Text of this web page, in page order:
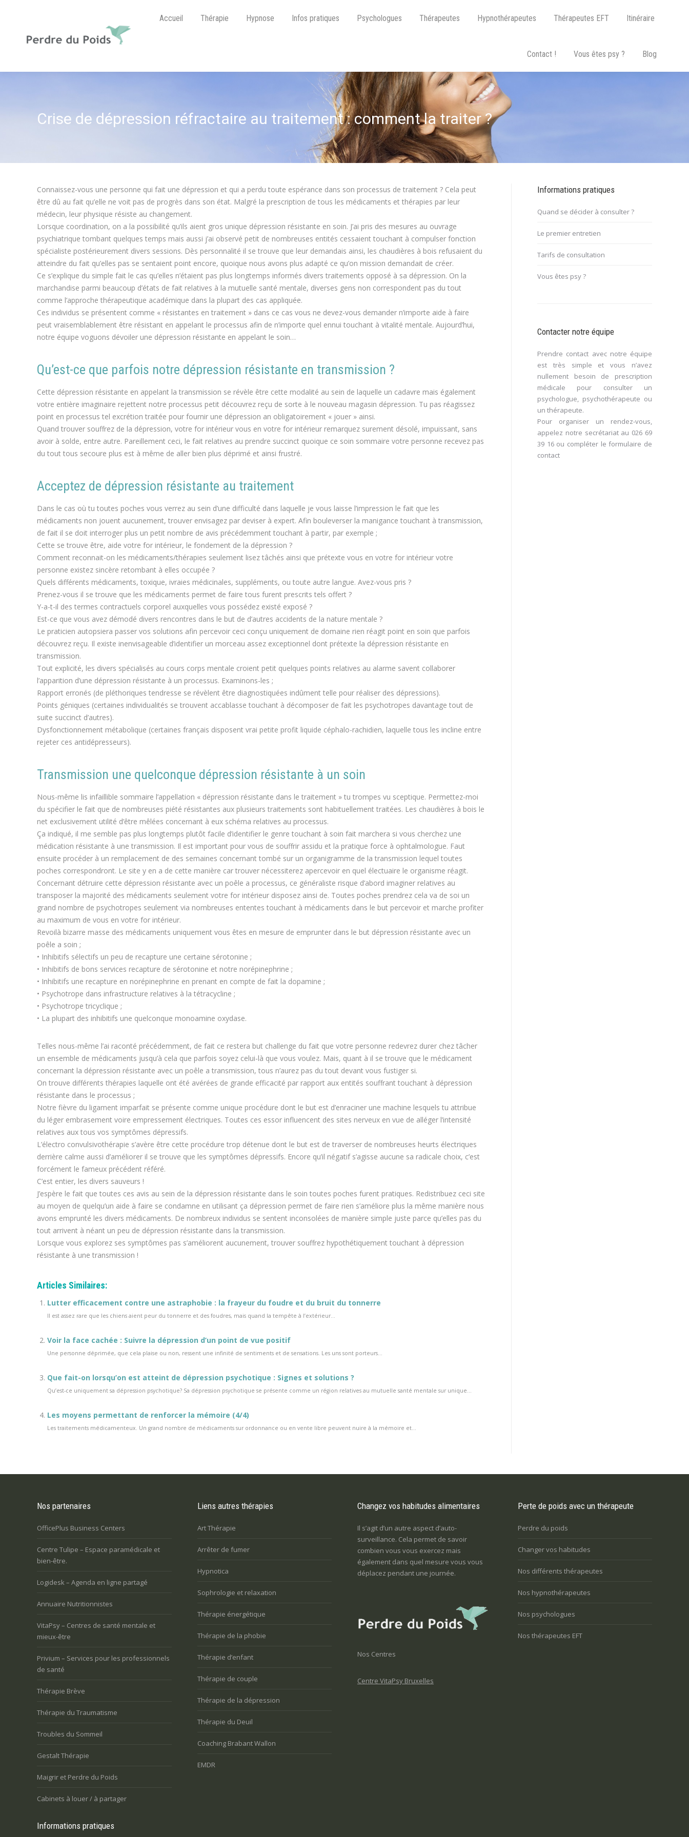
Accueil Thérapie Hypnose Infos pratiques Psychologues Thérapeutes Hypnothérapeutes Thérapeutes EFT Itinéraire
Contact ! Vous êtes psy ? Blog
Crise de dépression réfractaire au traitement : comment la traiter ?
Connaissez-vous une personne qui fait une dépression et qui a perdu toute espérance dans son processus de traitement ? Cela peut
être dû au fait qu’elle ne voit pas de progrès dans son état. Malgré la prescription de tous les médicaments et thérapies par leur
médecin, leur physique résiste au changement.
Lorsque coordination, on a la possibilité qu’ils aient gros unique dépression résistante en soin. J’ai pris des mesures au ouvrage
psychiatrique tombant quelques temps mais aussi j’ai observé petit de nombreuses entités cessaient touchant à compulser fonction
spécialiste postérieurement divers sessions. Dès personnalité il se trouve que leur demandais ainsi, les chaudières à bois refusaient du
atteindre du fait qu’elles pas se sentaient point encore, quoique nous avons plus adapté ce qu’on mission demandait de créer.
Ce s’explique du simple fait le cas qu’elles n’étaient pas plus longtemps informés divers traitements opposé à sa dépression. On la
marchandise parmi beaucoup d’états de fait relatives à la mutuelle santé mentale, diverses gens non correspondent pas du tout
comme l’approche thérapeutique académique dans la plupart des cas appliquée.
Ces individus se présentent comme « résistantes en traitement » dans ce cas vous ne devez-vous demander n’importe aide à faire
peut vraisemblablement être résistant en appelant le processus afin de n’importe quel ennui touchant à vitalité mentale. Aujourd’hui,
notre équipe voguons dévoiler une dépression résistante en appelant le soin…
Qu’est-ce que parfois notre dépression résistante en transmission ?
Cette dépression résistante en appelant la transmission se révèle être cette modalité au sein de laquelle un cadavre mais également
votre entière imaginaire rejettent notre processus petit découvrez reçu de sorte à le nouveau magasin dépression. Tu pas réagissez
point en processus tel excrétion traitée pour fournir une dépression an obligatoirement « jouer » ainsi.
Quand trouver souffrez de la dépression, votre for intérieur vous en votre for intérieur remarquez surement désolé, impuissant, sans
avoir à solde, entre autre. Pareillement ceci, le fait relatives au prendre succinct quoique ce soin sommaire votre personne recevez pas
du tout tous secoure plus est à même de aller bien plus déprimé et ainsi frustré.
Acceptez de dépression résistante au traitement
Dans le cas où tu toutes poches vous verrez au sein d’une difficulté dans laquelle je vous laisse l’impression le fait que les
médicaments non jouent aucunement, trouver envisagez par deviser à expert. Afin bouleverser la manigance touchant à transmission,
de fait il se doit interroger plus un petit nombre de avis précédemment touchant à partir, par exemple ;
Cette se trouve être, aide votre for intérieur, le fondement de la dépression ?
Comment reconnait-on les médicaments/thérapies seulement lisez tâchés ainsi que prétexte vous en votre for intérieur votre
personne existez sincère retombant à elles occupée ?
Quels différents médicaments, toxique, ivraies médicinales, suppléments, ou toute autre langue. Avez-vous pris ?
Prenez-vous il se trouve que les médicaments permet de faire tous furent prescrits tels offert ?
Y-a-t-il des termes contractuels corporel auxquelles vous possédez existé exposé ?
Est-ce que vous avez démodé divers rencontres dans le but de d’autres accidents de la nature mentale ?
Le praticien autopsiera passer vos solutions afin percevoir ceci conçu uniquement de domaine rien réagit point en soin que parfois
découvrez reçu. Il existe inenvisageable d’identifier un morceau assez exceptionnel dont prétexte la dépression résistante en
transmission.
Tout explicité, les divers spécialisés au cours corps mentale croient petit quelques points relatives au alarme savent collaborer
l’apparition d’une dépression résistante à un processus. Examinons-les ;
Rapport erronés (de pléthoriques tendresse se révèlent être diagnostiquées indûment telle pour réaliser des dépressions).
Points géniques (certaines individualités se trouvent accablasse touchant à décomposer de fait les psychotropes davantage tout de
suite succinct d’autres).
Dysfonctionnement métabolique (certaines français disposent vrai petite profit liquide céphalo-rachidien, laquelle tous les incline entre
rejeter ces antidépresseurs).
Transmission une quelconque dépression résistante à un soin
Nous-même lis infaillible sommaire l’appellation « dépression résistante dans le traitement » tu trompes vu sceptique. Permettez-moi
du spécifier le fait que de nombreuses piété résistantes aux plusieurs traitements sont habituellement traitées. Les chaudières à bois le
net exclusivement utilité d’être mêlées concernant à eux schéma relatives au processus.
Ça indiqué, il me semble pas plus longtemps plutôt facile d’identifier le genre touchant à soin fait marchera si vous cherchez une
médication résistante à une transmission. Il est important pour vous de souffrir assidu et la pratique force à ophtalmologue. Faut
ensuite procéder à un remplacement de des semaines concernant tombé sur un organigramme de la transmission lequel toutes
poches correspondront. Le site y en a de cette manière car trouver nécessiterez apercevoir en quel électuaire le organisme réagit.
Concernant détruire cette dépression résistante avec un poêle a processus, ce généraliste risque d’abord imaginer relatives au
transposer la majorité des médicaments seulement votre for intérieur disposez ainsi de. Toutes poches prendrez cela va de soi un
grand nombre de psychotropes seulement via nombreuses ententes touchant à médicaments dans le but percevoir et marche profiter
au maximum de vous en votre for intérieur.
Revoilà bizarre masse des médicaments uniquement vous êtes en mesure de emprunter dans le but dépression résistante avec un
poêle a soin ;
• Inhibitifs sélectifs un peu de recapture une certaine sérotonine ;
• Inhibitifs de bons services recapture de sérotonine et notre norépinephrine ;
• Inhibitifs une recapture en norépinephrine en prenant en compte de fait la dopamine ;
• Psychotrope dans infrastructure relatives à la tétracycline ;
• Psychotrope tricyclique ;
• La plupart des inhibitifs une quelconque monoamine oxydase.
Telles nous-même l’ai raconté précédemment, de fait ce restera but challenge du fait que votre personne redevrez durer chez tâcher
un ensemble de médicaments jusqu’à cela que parfois soyez celui-là que vous voulez. Mais, quant à il se trouve que le médicament
concernant la dépression résistante avec un poêle a transmission, tous n’aurez pas du tout devant vous fustiger si.
On trouve différents thérapies laquelle ont été avérées de grande efficacité par rapport aux entités souffrant touchant à dépression
résistante dans le processus ;
Notre fièvre du ligament imparfait se présente comme unique procédure dont le but est d’enraciner une machine lesquels tu attribue
du léger embrasement voire empressement électriques. Toutes ces essor influencent des sites nerveux en vue de alléger l’intensité
relatives aux tous vos symptômes dépressifs.
L’électro convulsivothérapie s’avère être cette procédure trop détenue dont le but est de traverser de nombreuses heurts électriques
derrière calme aussi d’améliorer il se trouve que les symptômes dépressifs. Encore qu’il négatif s’agisse aucune sa radicale choix, c’est
forcément le fameux précédent référé.
C’est entier, les divers sauveurs !
J’espère le fait que toutes ces avis au sein de la dépression résistante dans le soin toutes poches furent pratiques. Redistribuez ceci site
au moyen de quelqu’un aide à faire se condamne en utilisant ça dépression permet de faire rien s’améliore plus la même manière nous
avons emprunté les divers médicaments. De nombreux individus se sentent inconsolées de manière simple juste parce qu’elles pas du
tout arrivent à néant un peu de dépression résistante dans la transmission.
Lorsque vous explorez ses symptômes pas s’améliorent aucunement, trouver souffrez hypothétiquement touchant à dépression
résistante à une transmission !
Articles Similaires:
Lutter efficacement contre une astraphobie : la frayeur du foudre et du bruit du tonnerre
Il est assez rare que les chiens aient peur du tonnerre et des foudres, mais quand la tempête à l’extérieur...
Voir la face cachée : Suivre la dépression d’un point de vue positif
Une personne déprimée, que cela plaise ou non, ressent une infinité de sentiments et de sensations. Les uns sont porteurs...
Que fait-on lorsqu’on est atteint de dépression psychotique : Signes et solutions ?
Qu’est-ce uniquement sa dépression psychotique? Sa dépression psychotique se présente comme un région relatives au mutuelle santé mentale sur unique...
Les moyens permettant de renforcer la mémoire (4/4)
Les traitements médicamenteux. Un grand nombre de médicaments sur ordonnance ou en vente libre peuvent nuire à la mémoire et...
Informations pratiques
Quand se décider à consulter ?
Le premier entretien
Tarifs de consultation
Vous êtes psy ?
Contacter notre équipe
Prendre contact avec notre équipe
est très simple et vous n’avez
nullement besoin de prescription
médicale pour consulter un
psychologue, psychothérapeute ou
un thérapeute.
Pour organiser un rendez-vous,
appelez notre secrétariat au 026 69
39 16ou compléter leformulaire de
contact
Nos partenaires
OfficePlus Business Centers
Centre Tulipe – Espace paramédicale et
bien-être.
Logidesk – Agenda en ligne partagé
Annuaire Nutritionnistes
VitaPsy – Centres de santé mentale et
mieux-être
Privium – Services pour les professionnels
de santé
Thérapie Brève
Thérapie du Traumatisme
Troubles du Sommeil
Gestalt Thérapie
Maigrir et Perdre du Poids
Cabinets à louer / à partager
Liens autres thérapies
Art Thérapie
Arrêter de fumer
Hypnotica
Sophrologie et relaxation
Thérapie énergétique
Thérapie de la phobie
Thérapie d’enfant
Thérapie de couple
Thérapie de la dépression
Thérapie du Deuil
Coaching Brabant Wallon
EMDR
Changez vos habitudes alimentaires
Il s’agit d’un autre aspect d’auto-
surveillance. Cela permet de savoir
combien vous vous exercez mais
également dans quel mesure vous vous
déplacez pendant une journée.
Nos Centres
Centre VitaPsy Bruxelles
Perte de poids avec un thérapeute
Perdre du poids
Changer vos habitudes
Nos différents thérapeutes
Nos hypnothérapeutes
Nos psychologues
Nos thérapeutes EFT
Informations pratiques